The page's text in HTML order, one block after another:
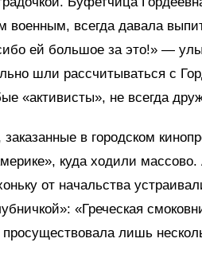
военным, всегда давала
ей большое за это!» —
шли рассчитываться с
«активисты», не всегда
в городском
куда ходили массово.
от начальства
«Греческая
просуществовала лишь